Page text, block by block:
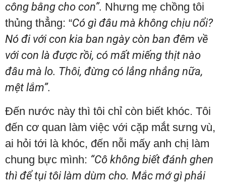
công bằng cho con”. Nhưng mẹ chồng tôi
thủng thẳng: “Có gì đâu mà không chịu nổi?
Nó đi với con kia ban ngày còn ban đêm về
với con là được rồi, có mất miếng thịt nào
đâu mà lo. Thôi, đừng có lẳng nhẳng nữa,
mệt lắm”.
Đến nước này thì tôi chỉ còn biết khóc. Tôi
đến cơ quan làm việc với cặp mắt sưng vù,
ai hỏi tới là khóc, đến nỗi mấy anh chị làm
chung bực mình: “Cô không biết đánh ghen
thì để tụi tôi làm dùm cho. Mắc mớ gì phải